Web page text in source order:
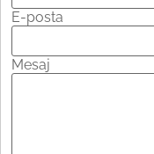
E-posta
Mesaj